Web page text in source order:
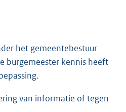
het gemeentebestuur
burgemeester kennis heeft
van informatie of tegen